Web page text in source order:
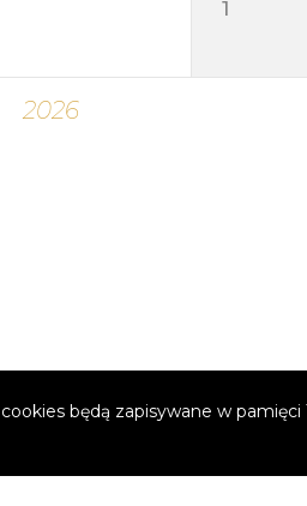
będą zapisywane w pamięci